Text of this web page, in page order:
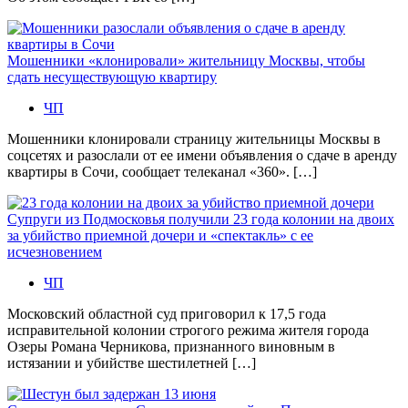
Мошенники «клонировали» жительницу Москвы, чтобы
сдать несуществующую квартиру
ЧП
Мошенники клонировали страницу жительницы Москвы в
соцсетях и разослали от ее имени объявления о сдаче в аренду
квартиры в Сочи, сообщает телеканал «360». […]
Супруги из Подмосковья получили 23 года колонии на двоих
за убийство приемной дочери и «спектакль» с ее
исчезновением
ЧП
Московский областной суд приговорил к 17,5 года
исправительной колонии строгого режима жителя города
Озеры Романа Черникова, признанного виновным в
истязании и убийстве шестилетней […]